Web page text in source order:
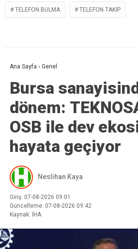
TELEFON BULMA TELEFON TAKIP
Ana Sayfa › Genel
Bursa
dönem:
OSB ile dev
hayata geçiyor
Neslihan Kaya
Giriş: 07-08-2026 09:01
Güncelleme: 07-08-2026 09:42
Kaynak: İHA